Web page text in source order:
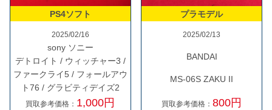
PS4ソフト
2025/02/16
sony ソニー
デトロイト / ウィッチャー3 /
ファークライ5 / フォールアウ
ト76 / グラビティデイズ2
買取参考価格： 1,000円
プラモデル
2025/02/13
BANDAI
MS-06S ZAKU II
買取参考価格：800円